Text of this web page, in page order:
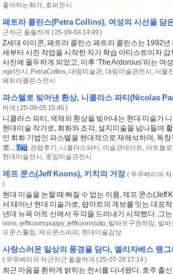
좋아하는화가, 호퍼전시
페트라 콜린스(Petra Collins), 여성의 시선을 담
근차근 쏠쏠하게 | 25-09-04 14:49 )
Z세대 아이콘, 페트라 콜린스 페트라 콜린스는 1992
세부터 사진 작업을 시작한 자가 학습 아티스트이자 감
사진에 몰두하게 되었고, 이후 ‘The Ardorous’라는 여
ngirl전시 PetraCollins 대림미술관, 대림미술관전시 서울
페트라콜린스전시
파스텔로 빚어낸 환상, 니콜라스 파티(Nicolas
하게 | 25-09-05 15:45 )
니콜라스 파티, 색채와 환상을 빚어내는 현대 미술가
현대미술 작가로, 회화와 조각, 설치미술을 넘나들며
인 회화 기법인 파스텔을 현대적으로 재해석하며, 독
로...Tag: 관람후기 니콜라스파티 미술관데이트 아트블로
현대미술전시 호암미술관전시
제프 쿤스(Jeff Koons), 키치의 거장 ( 우주베리의
)
현대 미술을 논할 때 빠질 수 없는 이름, 제프 쿤스(Jeff
서 태어난 현대 미술가로, 팝아트의 계보를 잇는 대표
년대 뉴욕 아트 신에서 두각을 드러내기 시작했다. 그
oons jeffkoonspuppy, jeffkoonstulip, 빌바오구겐하임 빌바
프쿤스튤립 제프쿤스퍼피 현대미술감상
사랑스러운 일상의 풍경을 담다, 엘리자베스 랭
( 우주베리의 차근차근 쏠쏠하게 | 25-07-28 17:14 )
최근 마음을 환하게 밝히는 전시를 다녀왔다. 호주 출